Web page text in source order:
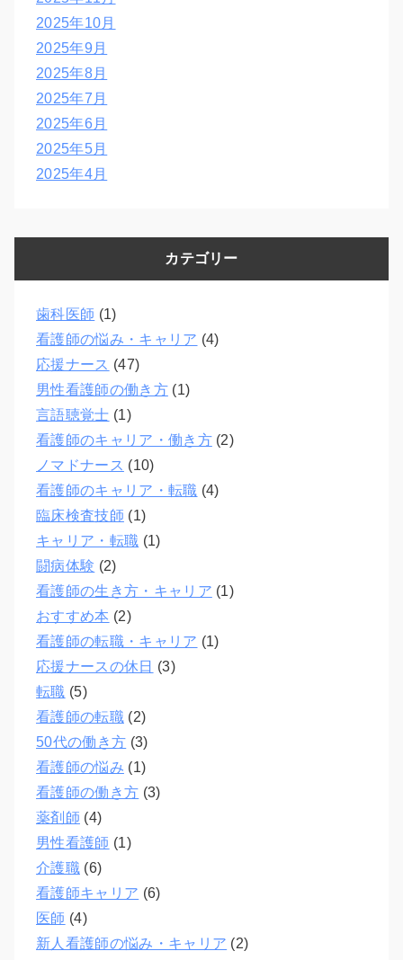
2025年10月
2025年9月
2025年8月
2025年7月
2025年6月
2025年5月
2025年4月
カテゴリー
歯科医師 (1)
看護師の悩み・キャリア (4)
応援ナース (47)
男性看護師の働き方(1)
言語聴覚士 (1)
看護師のキャリア・働き方(2)
ノマドナース (10)
看護師のキャリア・転職 (4)
臨床検査技師 (1)
キャリア・転職 (1)
闘病体験 (2)
看護師の生き方・キャリア (1)
おすすめ本 (2)
看護師の転職・キャリア (1)
応援ナースの休日 (3)
転職 (5)
看護師の転職(2)
50代の働き方 (3)
看護師の悩み (1)
看護師の働き方 (3)
薬剤師 (4)
男性看護師 (1)
介護職(6)
看護師キャリア (6)
医師 (4)
新人看護師の悩み・キャリア (2)